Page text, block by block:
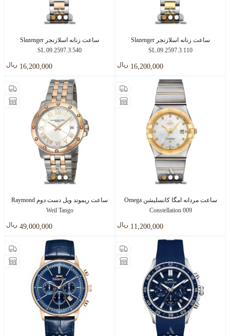
ساعت زنانه اسلازنجر Slazenger
SL.09.2597.3.110
16,200,000 ريال
ساعت زنانه اسلازنجر Slazenger
SL.09.2597.3.540
16,200,000 ريال
ساعت مردانه امگا کانسلیشن Omega
Constellation 009
11,200,000 ريال
ساعت ریموند ویل دست دوم Raymond
Weil Tango
49,000,000 ريال